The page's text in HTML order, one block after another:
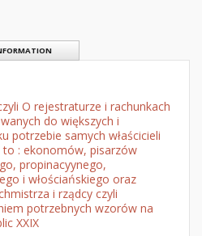
O rejestraturze i rachunkach
do większych i
potrzebie samych właścicieli
: ekonomów, pisarzów
propinacyynego,
i włościańskiego oraz
i rządcy czyli
potrzebnych wzorów na
XXIX